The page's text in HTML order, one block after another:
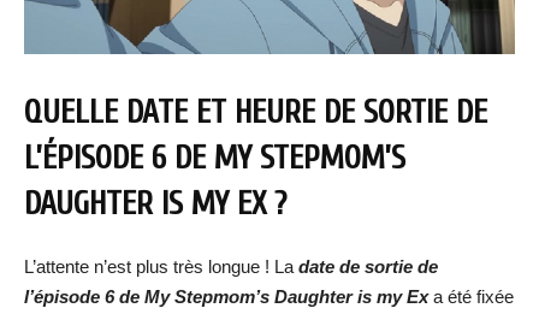
QUELLE DATE ET HEURE DE SORTIE DE
L’ÉPISODE 6 DE MY STEPMOM’S
DAUGHTER IS MY EX ?
L’attente n’est plus très longue ! La date de sortie de
l’épisode 6 de My Stepmom’s Daughter is my Exa été fixée